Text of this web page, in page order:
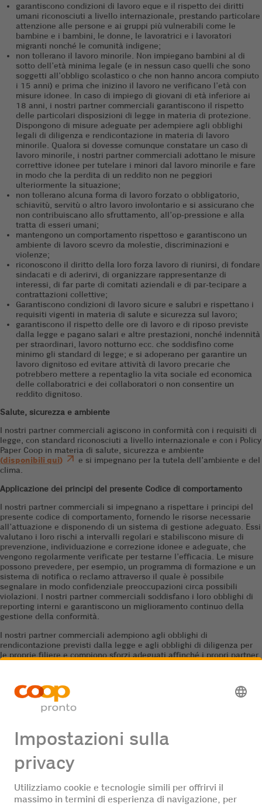
garantiscono condizioni di lavoro eque e il rispetto dei diritti
umani riconosciuti a livello internazionale, prestando particolare
attenzione alle persone e ai gruppi più vulnerabili come le
bambine e i bambini, le donne, le lavoratrici e i lavoratori
migranti nonché le comunità indigene;
non tollerano il lavoro minorile. Non impiegano bambini al di
sotto dell’età minima legale (e in nessun caso quelli che sono
soggetti all’obbligo scolastico o che non hanno ancora compiuto
i 15 anni) e prima che inizino il lavoro ne verificano l’età con
misure idonee. In caso di impiego di giovani di età inferiore ai
18 anni, i nostri partner commerciali garantiscono il rispetto
delle particolari disposizioni di legge in materia di protezione.
Dispongono di misure adeguate per adempiere agli obblighi
legali di diligenza e rendicontazione in materia di lavoro
minorile. Qualora si dovesse comunque constatare un caso di
lavoro minorile, i nostri partner commerciali adottano le misure
correttive idonee per tutelare i minori dal lavoro minorile e fare
in modo che la perdita di un reddito non ne peggiori
ulteriormente la situazione;
non tollerano alcuna forma di lavoro forzato o obbligatorio,
schiavitù, servitù o altro lavoro involontario e si assicurano che
non contribuiscano allo sfruttamento, all’op-pressione e alla
tratta di esseri umani;
mantengono un comportamento rispettoso e garantiscono un
ambiente di lavoro scevro da molestie, discriminazioni e
violenze;
riconoscono il diritto della loro forza lavoro di riunirsi, di fondare
sindacati e di aderirvi, di organizzare rappresentanze di
interessi, di far parte di comitati aziendali e di par-tecipare a
contrattazioni collettive;
Garantiscono condizioni di lavoro sicure e salubri e rispettano i
requisiti vigenti in materia di salute e sicurezza sul lavoro;
garantiscono il rispetto delle ore di lavoro e di riposo previste
dalla legge e pagano salari e altre prestazioni, nonché indennità
per straordinari, lavoro notturno ecc. che soddisfino come
minimo gli standard di legge; e si adoperano per garantire un
lavoro dignitoso ed evitare attività di lavoro precarie che
potrebbero mettere a repentaglio la vita sociale ed economica
delle collaboratrici e dei collaboratori o non consentire un
reddito dignitoso.
Salute, sicurezza e ambiente
I nostri partner commerciali agiscono in conformità con i requisiti di
legge, con standard riconosciuti a livello internazionale e con i Policy
Paper Coop in materia di salute, sicurezza e ambiente
(disponibili qui)
e si impegnano per la tutela dell’ambiente e del
clima.
Applicazione dei principi del presente Codice di comportamento
I nostri partner commerciali si impegnano a rispettare i principi del
presente codice di comportamento, fornendo le risorse necessarie
all’attuazione e disponendo di un sistema di gestione adeguato. Essi
valutano i loro rischi a intervalli regolari e stabiliscono misure di
prevenzione, individuazione e correzione idonee e adeguate, che
vengono regolarmente verificate per testarne l’efficacia. Le misure
possono prevedere, per esempio, un programma di formazione e un
sistema di notifica o reclamo attraverso il quale è possibile
segnalare in modo confidenziale preoccupazioni circa possibili
violazioni. I nostri partner commerciali soddisfano i loro obblighi di
reporting interni e garantiscono un miglioramento continuo della
gestione della conformità.
I nostri partner commerciali adempiono agli obblighi di
rendicontazione previsti dalla legge e agli obblighi di diligenza per
le proprie filiere e compiono sforzi adeguati affinché i propri partner
Coop si riserva il diritto di verificare che i partner commerciali
rispettino i principi del presente codice di comportamento.
i nostri partner commerciali sono tenuti a segnalarlo a Coop tramite
la nostra piattaforma di notifica online
qui)
Giugno 2025